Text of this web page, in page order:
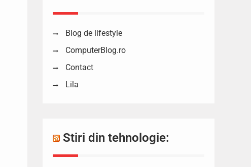
Blog de lifestyle
ComputerBlog.ro
Contact
Lila
Stiri din tehnologie: